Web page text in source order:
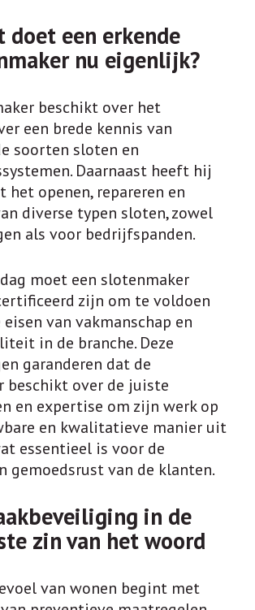
doet een erkende
nu eigenlijk?
beschikt over het
een brede kennis van
soorten sloten en
Daarnaast heeft hij
het openen, repareren en
diverse typen sloten, zowel
als voor bedrijfspanden.
moet een slotenmaker
zijn om te voldoen
eisen van vakmanschap en
in de branche. Deze
garanderen dat de
beschikt over de juiste
en expertise om zijn werk op
en kwalitatieve manier uit
essentieel is voor de
gemoedsrust van de klanten.
in de
zin van het woord
van wonen begint met